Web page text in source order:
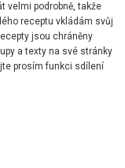
velmi podrobně, takže
receptu vkládám svůj
jsou chráněny
a texty na své stránky
prosím funkci sdílení